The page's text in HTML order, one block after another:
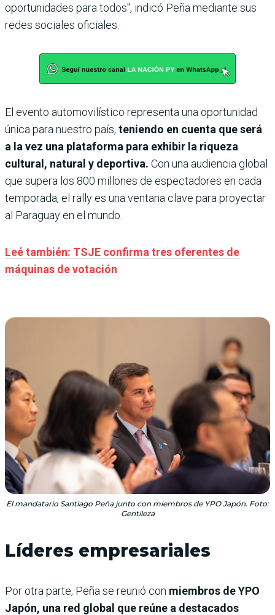
oportunidades para todos", indicó Peña mediante sus
redes sociales oficiales.
El evento automovilístico representa una oportunidad
única para nuestro país, teniendo en cuenta que será
a la vez una plataforma para exhibir la riqueza
cultural, natural y deportiva. Con una audiencia global
que supera los 800 millones de espectadores en cada
temporada, el rally es una ventana clave para proyectar
al Paraguay en el mundo.
Leé también: TSJE confirma tres oferentes de
máquinas de votación
El mandatario Santiago Peña junto con miembros de YPO Japón. Foto:
Gentileza
Líderes empresariales
Por otra parte, Peña se reunió con miembros de YPO
Japón, una red global que reúne a destacados